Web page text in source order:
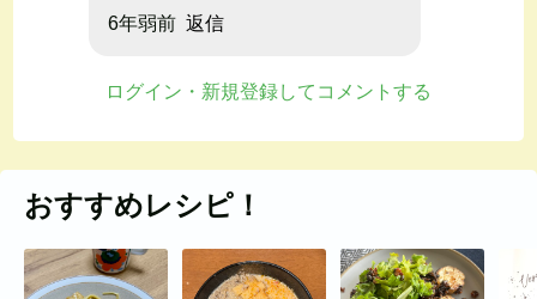
6年弱前 返信
ログイン・新規登録してコメントする
おすすめレシピ！